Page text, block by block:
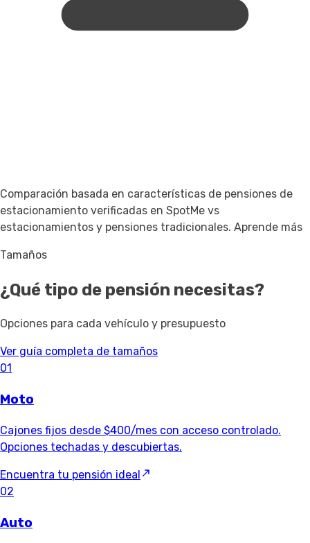
Comparación basada en características de pensiones de
estacionamiento verificadas en SpotMe vs
estacionamientos y pensiones tradicionales. Aprende más
Tamaños
¿Qué tipo de pensión necesitas?
Opciones para cada vehículo y presupuesto
Ver guía completa de tamaños
01
Moto
Cajones fijos desde $400/mes con acceso controlado.
Opciones techadas y descubiertas.
Encuentra tu pensión ideal
02
Auto